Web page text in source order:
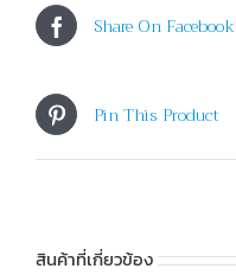
Share On Facebook
Pin This Product
สินค้าที่เกี่ยวข้อง